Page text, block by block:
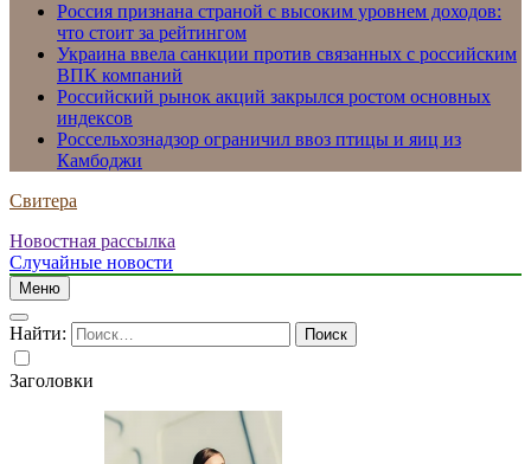
Россия признана страной с высоким уровнем доходов:
что стоит за рейтингом
Украина ввела санкции против связанных с российским
ВПК компаний
Российский рынок акций закрылся ростом основных
индексов
Россельхознадзор ограничил ввоз птицы и яиц из
Камбоджи
Свитера
Новостная рассылка
Случайные новости
Меню
Найти:
Заголовки